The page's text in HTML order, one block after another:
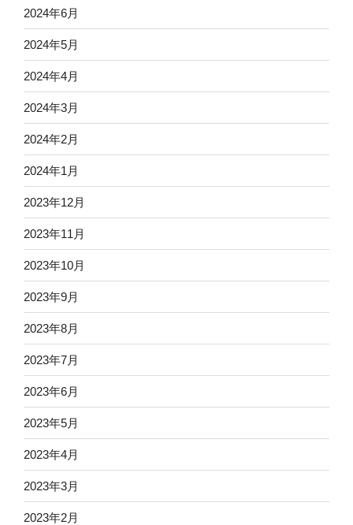
2024年6月
2024年5月
2024年4月
2024年3月
2024年2月
2024年1月
2023年12月
2023年11月
2023年10月
2023年9月
2023年8月
2023年7月
2023年6月
2023年5月
2023年4月
2023年3月
2023年2月